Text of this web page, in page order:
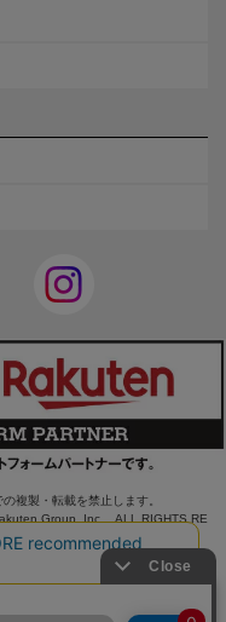
複製・転載を禁止します。
Group, Inc. ALL RIGHTS RE